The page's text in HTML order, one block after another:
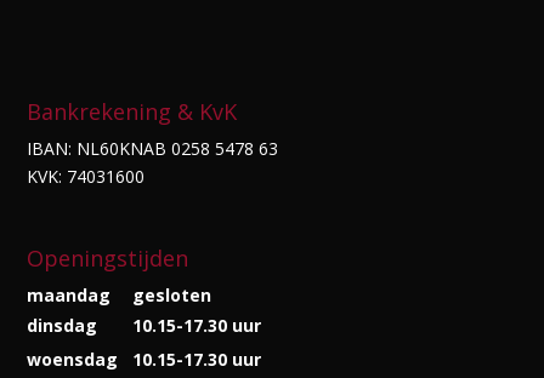
Bankrekening & KvK
IBAN: NL60KNAB 0258 5478 63
KVK: 74031600
Openingstijden
maandag
gesloten
dinsdag
10.15-17.30 uur
woensdag
10.15-17.30 uur